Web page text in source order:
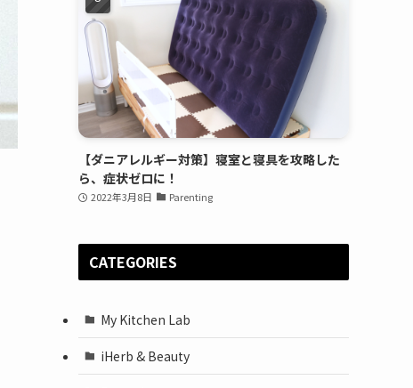
【ダニアレルギー対策】寝室と寝具を攻略した
ら、症状ゼロに！
2022年3月8日 Parenting
CATEGORIES
My Kitchen Lab
iHerb & Beauty